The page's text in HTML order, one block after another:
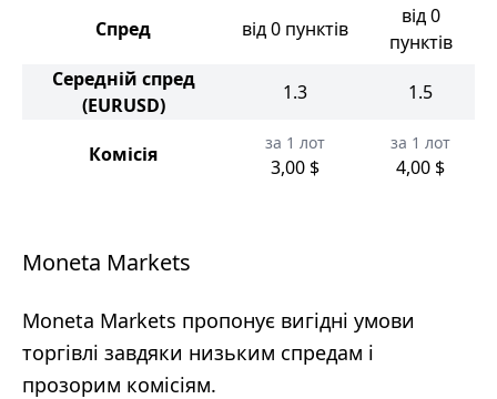
Спред від 0 пунктів
від 0
пунктів
Середній спред
(EURUSD)
1.3 1.5
Комісія за 1 лот
3,00 $
за 1 лот
4,00 $
Moneta Markets
Moneta Markets пропонує вигідні умови
торгівлі завдяки низьким спредам і
прозорим комісіям.